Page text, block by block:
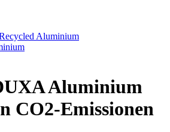
Aluminium
Aluminium
CO2-Emissionen